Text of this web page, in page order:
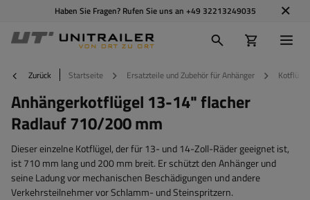
Haben Sie Fragen? Rufen Sie uns an +49 32213249035
Zurück Startseite Ersatzteile und Zubehör für Anhänger
Anhängerkotflügel 13-14" flacher
Radlauf 710/200 mm
Dieser einzelne Kotflügel, der für 13- und 14-Zoll-Räder geeignet ist,
ist 710 mm lang und 200 mm breit. Er schützt den Anhänger und
seine Ladung vor mechanischen Beschädigungen und andere
Verkehrsteilnehmer vor Schlamm- und Steinspritzern.